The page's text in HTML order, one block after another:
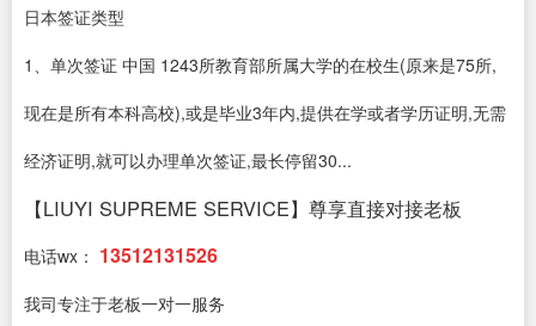
日本签证类型
1、单次签证 中国 1243所教育部所属大学的在校生(原来是75所,
现在是所有本科高校),或是毕业3年内,提供在学或者学历证明,无需
经济证明,就可以办理单次签证,最长停留30...
【LIUYI SUPREME SERVICE】尊享直接对接老板
电话wx： 13512131526
我司专注于老板一对一服务